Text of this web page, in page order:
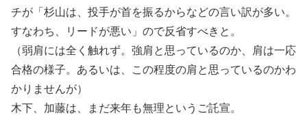
チが「杉山は、投手が首を振るからなどの言い訳が多い。
すなわち、リードが悪い」ので反省すべきと。
（弱肩には全く触れず。強肩と思っているのか、肩は一応
合格の様子。あるいは、この程度の肩と思っているのかわ
かりませんが）
木下、加藤は、まだ来年も無理というご託宣。